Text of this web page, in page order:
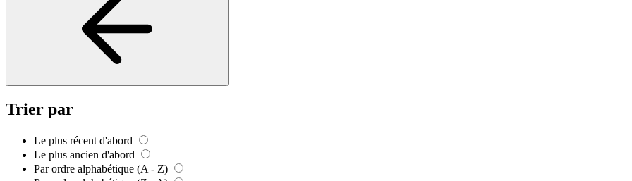
Trier par
Le plus récent d'abord
Le plus ancien d'abord
Par ordre alphabétique (A - Z)